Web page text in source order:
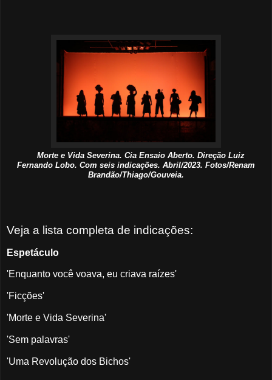
Morte e Vida Severina. Cia Ensaio Aberto. Direção Luiz
Fernando Lobo. Com seis indicações. Abril/2023. Fotos/Renam
Brandão/Thiago/Gouveia.
Veja a lista completa de indicações:
Espetáculo
'Enquanto você voava, eu criava raízes'
'Ficções'
'Morte e Vida Severina'
'Sem palavras'
'Uma Revolução dos Bichos'